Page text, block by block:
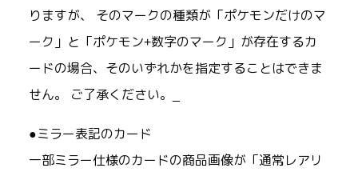
りますが、 そのマークの種類が「ポケモンだけのマ
ーク」と「ポケモン+数字のマーク」が存在するカ
ードの場合、そのいずれかを指定することはできま
せん。 ご了承ください。_
●ミラー表記のカード
一部ミラー仕様のカードの商品画像が「通常レアリ